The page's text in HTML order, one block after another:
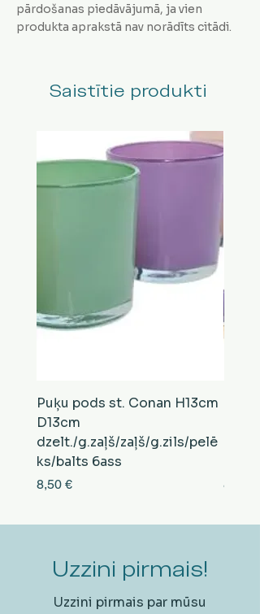
pārdošanas piedāvājumā, ja vien
produkta aprakstā nav norādīts citādi.
Saistītie produkti
Puķu pods st. Conan H13cm
D13cm
dzelt./g.zaļš/zaļš/g.zils/pelē
ks/balts 6ass
Cena
8,50 € Cena
8,50 €
Uzzini pirmais!
Uzzini pirmais par mūsu